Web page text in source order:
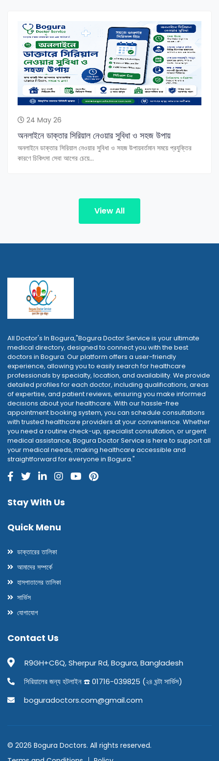
24 May 26
অনলাইনে ডাক্তার সিরিয়াল নেওয়ার সুবিধা ও সহজ উপায়
অনলাইনে ডাক্তার সিরিয়াল নেওয়ার সুবিধা ও সহজ উপায়বর্তমান সময়ে প্রযুক্তির
কারণে চিকিৎসা সেবা আগের চেয়ে...
View All
All Doctor's In Bogura,"Bogura Doctor Service is your ultimate
medical directory, designed to connect you with the best
doctors in Bogura. Our platform offers a user-friendly
experience, allowing you to easily search for healthcare
professionals by specialty, location, and availability. We provide
detailed profiles for each doctor, including qualifications, areas
of expertise, and patient reviews, ensuring you make informed
decisions about your healthcare. With our hassle-free
appointment booking system, you can schedule consultations
with trusted healthcare providers at your convenience. Whether
you need a routine check-up, specialist consultation, or urgent
medical assistance, Bogura Doctor Service is here to support all
your medical needs, making healthcare accessible and
straightforward for everyone in Bogura."
Stay With Us
Quick Menu
ডাক্তারের তালিকা
আমাদের সম্পর্কে
হাসপাতালের তালিকা
সার্ভিস
যোগাযোগ
Contact Us
R9GH+C6Q, Sherpur Rd, Bogura, Bangladesh
সিরিয়ালের জন্য হটলাইন ☎️ 01716-039825 (২৪ ঘন্টা সার্ভিস)
boguradoctors.com@gmail.com
© 2026 Bogura Doctors. All rights reserved.